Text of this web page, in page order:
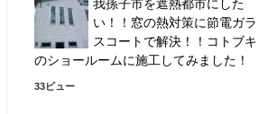
我孫子市を遮熱都市にした
い！！窓の熱対策に節電ガラ
スコートで解決！！コトブキ
のショールームに施工してみました！
33ビュー